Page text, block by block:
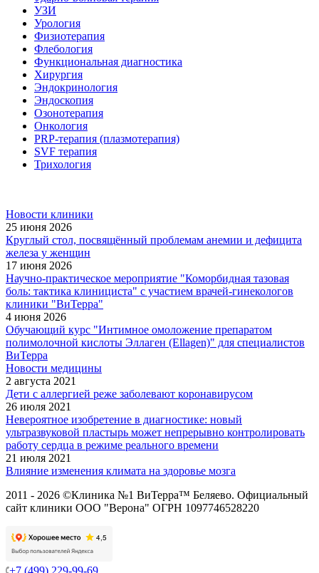
УЗИ
Урология
Физиотерапия
Флебология
Функциональная диагностика
Хирургия
Эндокринология
Эндоскопия
Озонотерапия
Онкология
PRP-терапия (плазмотерапия)
SVF терапия
Трихология
Новости клиники
25 июня 2026
Круглый стол, посвящённый проблемам анемии и дефицита
железа у женщин
17 июня 2026
Научно-практическое мероприятие "Коморбидная тазовая
боль: тактика клинициста" с участием врачей-гинекологов
клиники "ВиТерра"
4 июня 2026
Обучающий курс "Интимное омоложение препаратом
полимолочной кислоты Эллаген (Ellagen)" для специалистов
ВиТерра
Новости медицины
2 августа 2021
Дети с аллергией реже заболевают коронавирусом
26 июля 2021
Невероятное изобретение в диагностике: новый
ультразвуковой пластырь может непрерывно контролировать
работу сердца в режиме реального времени
21 июля 2021
Влияние изменения климата на здоровье мозга
2011 - 2026 ©Клиника №1 ВиТерра™ Беляево. Официальный
сайт клиники ООО "Верона" ОГРН 1097746528220